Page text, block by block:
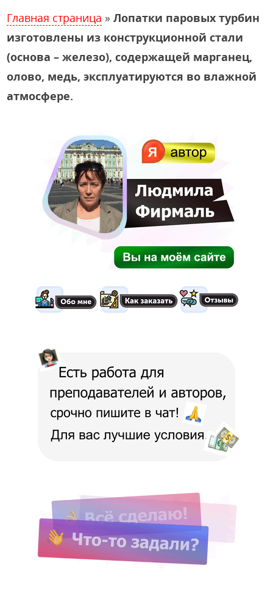
Главная страница »Лопатки паровых турбин
изготовлены из конструкционной стали
(основа – железо), содержащей марганец,
олово, медь, эксплуатируются во влажной
атмосфере.